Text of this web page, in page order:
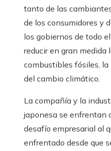
tanto de las
de los consumidores y
los gobiernos de todo
reducir en gran medida
combustibles fósiles,
del cambio climático.
La compañía y la
japonesa se enfrentan
desafío empresarial al
enfrentado desde que